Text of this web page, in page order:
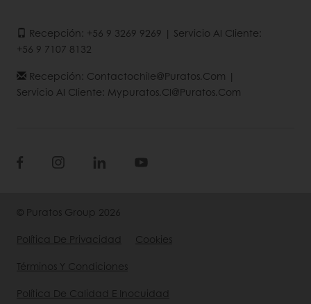
Recepción: +56 9 3269 9269 | Servicio Al Cliente:
+56 9 7107 8132
Recepción: Contactochile@puratos.com |
Servicio Al Cliente: Mypuratos.cl@puratos.com
© Puratos Group 2026
Política De Privacidad
Cookies
Términos Y Condiciones
Política De Calidad E Inocuidad